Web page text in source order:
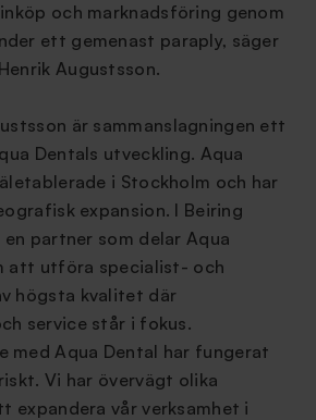
och marknadsföring genom
ett gemenast paraply, säger
Augustsson.
är sammanslagningen ett
Dentals utveckling. Aqua
i Stockholm och har
expansion. I Beiring
partner som delar Aqua
att utföra specialist- och
högsta kvalitet där
service står i fokus.
med Aqua Dental har fungerat
Vi har övervägt olika
expandera vår verksamhet i